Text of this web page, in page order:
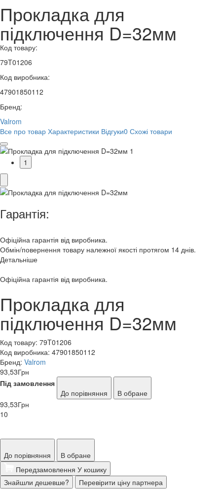
Прокладка для
підключення D=32мм
Код товару:
79T01206
Код виробника:
47901850112
Бренд:
Valrom
Все про товар Характеристики Відгуки0 Схожі товари
1
Гарантія:
Офіційна гарантія від виробника.
Обмін/повернення товару належної якості протягом 14 днів.
Детальніше
Офіційна гарантія від виробника.
Прокладка для
підключення D=32мм
Код товару: 79T01206
Код виробника: 47901850112
Бренд: Valrom
93,53Грн
Під замовлення
До порівняння
В обране
93,53Грн
10
До порівняння
В обране
Передзамовлення У кошику
Знайшли дешевше?
Перевірити ціну партнера